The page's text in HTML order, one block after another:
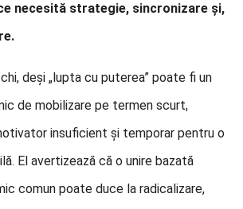
necesită strategie, sincronizare și,
deși „lupta cu puterea” poate fi un
de mobilizare pe termen scurt,
insuficient și temporar pentru o
El avertizează că o unire bazată
comun poate duce la radicalizare,